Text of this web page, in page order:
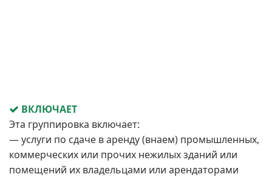
ВКЛЮЧАЕТ
Эта группировка включает:
— услуги по сдаче в аренду (внаем) промышленных,
коммерческих или прочих нежилых зданий или
помещений их владельцами или арендаторами